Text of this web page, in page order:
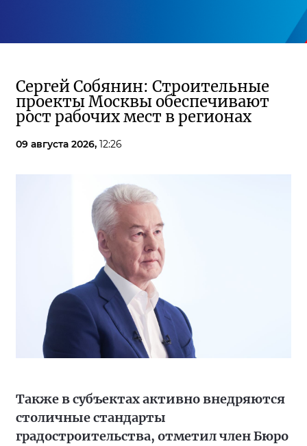
Сергей Собянин: Строительные
проекты Москвы обеспечивают
рост рабочих мест в регионах
09 августа 2026, 12:26
Также в субъектах активно внедряются
столичные стандарты
градостроительства, отметил член Бюро